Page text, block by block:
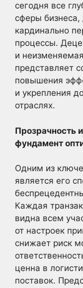
сегодня все
сферы бизнеса,
кардинально
процессы.
и
представляет
повышения
и укрепления
отраслях.
Прозрачность
фундамент
Одним из
является его
Каждая
видна всем
от настроек
снижает риск
ценна в
поставок.